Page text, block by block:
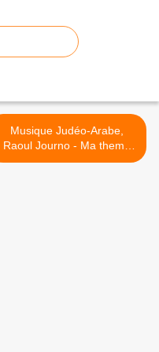
Musique Judéo-Arabe,
Raoul Journo - Ma thema
zinek fil mehfel >